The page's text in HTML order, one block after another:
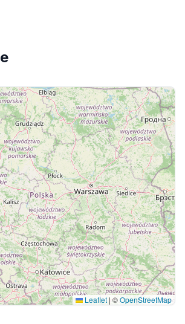
Leaflet | ©OpenStreetMap